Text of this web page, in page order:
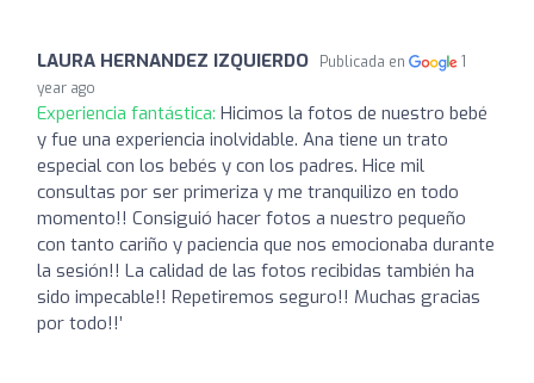
LAURA HERNANDEZ IZQUIERDO Publicada en
1
year ago
Experiencia fantástica: Hicimos la fotos de nuestro bebé
y fue una experiencia inolvidable. Ana tiene un trato
especial con los bebés y con los padres. Hice mil
consultas por ser primeriza y me tranquilizo en todo
momento!! Consiguió hacer fotos a nuestro pequeño
con tanto cariño y paciencia que nos emocionaba durante
la sesión!! La calidad de las fotos recibidas también ha
sido impecable!! Repetiremos seguro!! Muchas gracias
por todo!!’